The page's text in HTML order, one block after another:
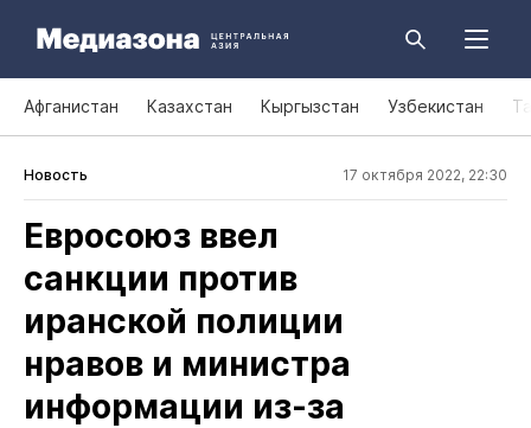
Афганистан Казахстан Кыргызстан Узбекистан
Новость 17 октября 2022, 22:30
Евросоюз ввел
санкции против
иранской полиции
нравов и министра
информации из‑за